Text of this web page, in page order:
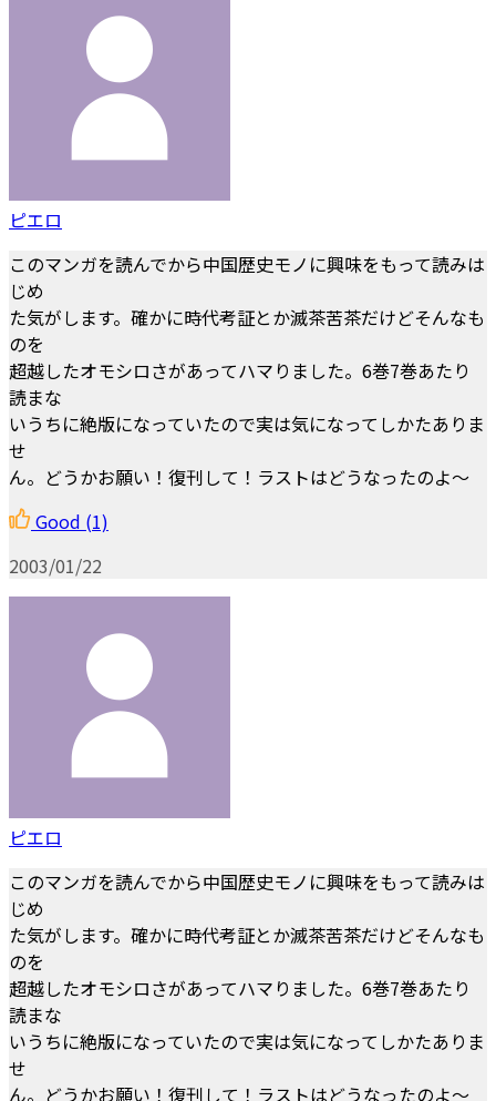
ピエロ
このマンガを読んでから中国歴史モノに興味をもって読みは
じめ
た気がします。確かに時代考証とか滅茶苦茶だけどそんなも
のを
超越したオモシロさがあってハマりました。6巻7巻あたり
読まな
いうちに絶版になっていたので実は気になってしかたありま
せ
ん。どうかお願い！復刊して！ラストはどうなったのよ～
Good (1)
2003/01/22
ピエロ
このマンガを読んでから中国歴史モノに興味をもって読みは
じめ
た気がします。確かに時代考証とか滅茶苦茶だけどそんなも
のを
超越したオモシロさがあってハマりました。6巻7巻あたり
読まな
いうちに絶版になっていたので実は気になってしかたありま
せ
ん。どうかお願い！復刊して！ラストはどうなったのよ～